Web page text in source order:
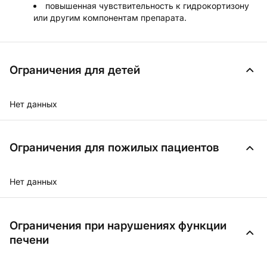
повышенная чувствительность к гидрокортизону
или другим компонентам препарата.
Ограничения для детей
Нет данных
Ограничения для пожилых пациентов
Нет данных
Ограничения при нарушениях функции
печени